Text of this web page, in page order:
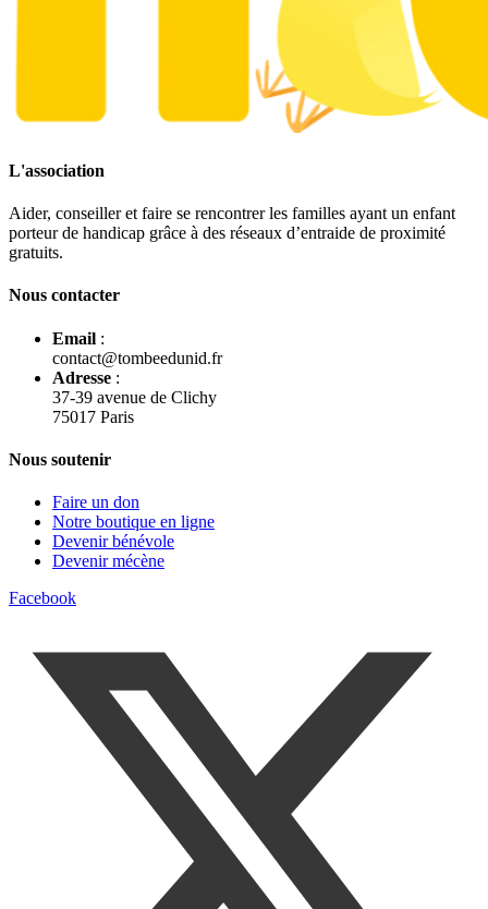
L'association
Aider, conseiller et faire se rencontrer les familles ayant un enfant
porteur de handicap grâce à des réseaux d’entraide de proximité
gratuits.
Nous contacter
Email :
contact@tombeedunid.fr
Adresse :
37-39 avenue de Clichy
75017 Paris
Nous soutenir
Faire un don
Notre boutique en ligne
Devenir bénévole
Devenir mécène
Facebook